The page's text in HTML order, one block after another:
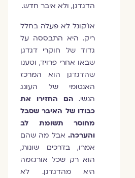
הדגדגן, ולא איבר חדש.
או'קונל לא פעלה בחלל
ריק. היא התבססה על
גדוד של חוקרי דגדגן
שבאו אחרי פרויד, וטענו
שהדגדגן הוא המרכז
האנטומי של העונג
הנשי. הם החזירו את
כבודו של האיבר שסבל
מחוסר תשומת לב
והערכה.אבל מה שהם
אמרו, בדרכים שונות,
הוא רק שכל אורגזמה
היא מהדגדגן. לא